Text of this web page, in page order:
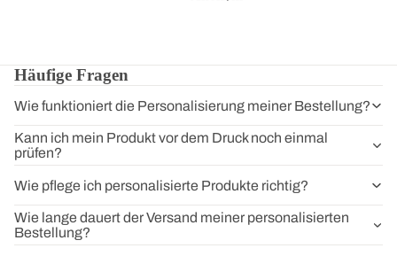
Häufige Fragen
Wie funktioniert die Personalisierung meiner Bestellung?
Kann ich mein Produkt vor dem Druck noch einmal
prüfen?
Wie pflege ich personalisierte Produkte richtig?
Wie lange dauert der Versand meiner personalisierten
Bestellung?